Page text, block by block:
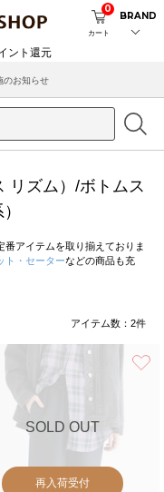
カート
0
BRAND
のお知らせ
リズム）/ボトムス
番アイテムを取り揃えておりま
ト・セーターなどの商品も充
アイテム数： 2件
SOLD OUT
再入荷受付